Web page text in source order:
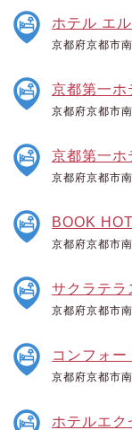
ホテル エ
京都府京都市
京都第一ホ
京都府京都市
京都第一ホ
京都府京都市
BOOK
京都府京都市
サクラテラ
京都府京都市
コンフォ
京都府京都市
ホテルエク